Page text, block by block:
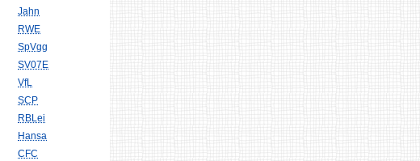
Jahn
RWE
SpVgg
SV07E
VfL
SCP
RBLei
Hansa
CFC